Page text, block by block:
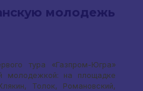
молодежь
тура «Газпром-Югра»
молодежкой: на площадке
Толок, Романовский,